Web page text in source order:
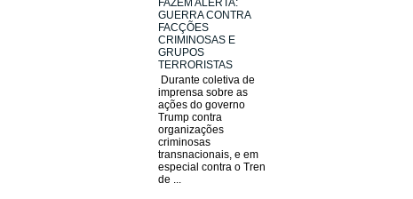
FAZEM ALERTA:
GUERRA CONTRA
FACÇÕES
CRIMINOSAS E
GRUPOS
TERRORISTAS
Durante coletiva de
imprensa sobre as
ações do governo
Trump contra
organizações
criminosas
transnacionais, e em
especial contra o Tren
de ...